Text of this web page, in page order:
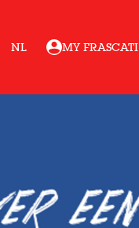
NL MY FRASCATI